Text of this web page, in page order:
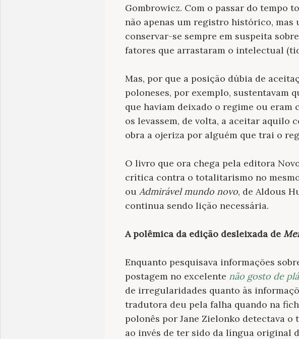
Gombrowicz. Com o passar do tempo
não apenas um registro histórico, mas
conservar-se sempre em suspeita
fatores que arrastaram o intelectual
Mas, por que a posição dúbia de
poloneses, por exemplo, sustentavam
que haviam deixado o regime ou eram
os levassem, de volta, a aceitar aquilo
obra a ojeriza por alguém que trai o
O livro que ora chega pela editora
crítica contra o totalitarismo no
ou Admirável mundo novo, de Aldous
continua sendo lição necessária.
A polêmica da edição desleixada de
Enquanto pesquisava informações
postagem no excelente não gosto de
de irregularidades quanto às
tradutora deu pela falha quando na
polonês por Jane Zielonko detectava
ao invés de ter sido da língua original